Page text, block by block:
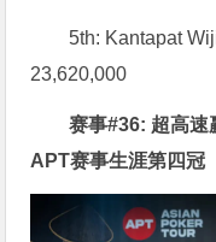
5th: Kantapat
23,620,000
赛事#36: 超高
APT赛事生涯第四冠